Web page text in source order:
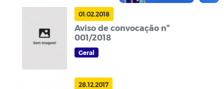
01.02.2018
Aviso de convocação nº
001/2018
Geral
28.12.2017